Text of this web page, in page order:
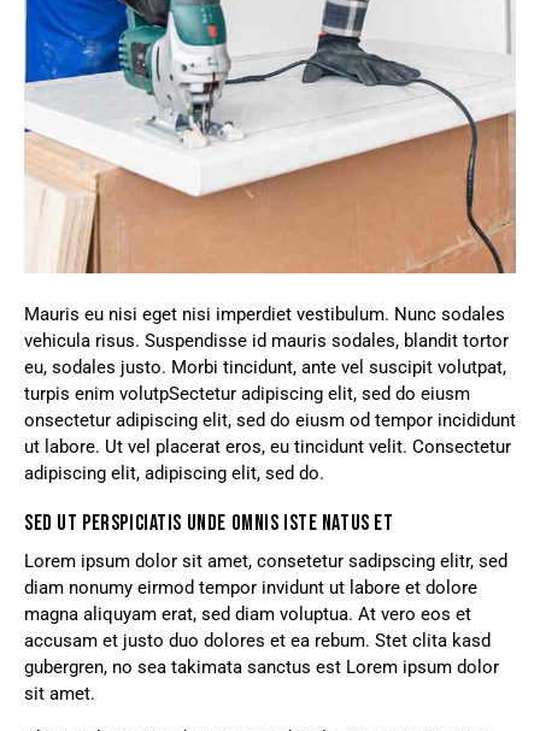
Mauris eu nisi eget nisi imperdiet vestibulum. Nunc sodales
vehicula risus. Suspendisse id mauris sodales, blandit tortor
eu, sodales justo. Morbi tincidunt, ante vel suscipit volutpat,
turpis enim volutpSectetur adipiscing elit, sed do eiusm
onsectetur adipiscing elit, sed do eiusm od tempor incididunt
ut labore. Ut vel placerat eros, eu tincidunt velit. Consectetur
adipiscing elit, adipiscing elit, sed do.
SED UT PERSPICIATIS UNDE OMNIS ISTE NATUS ET
Lorem ipsum dolor sit amet, consetetur sadipscing elitr, sed
diam nonumy eirmod tempor invidunt ut labore et dolore
magna aliquyam erat, sed diam voluptua. At vero eos et
accusam et justo duo dolores et ea rebum. Stet clita kasd
gubergren, no sea takimata sanctus est Lorem ipsum dolor
sit amet.